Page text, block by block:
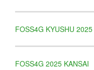
FOSS4G KYUSHU 2025
FOSS4G 2025 KANSAI